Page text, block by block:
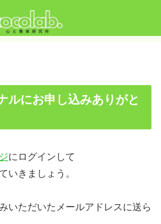
ルにお申し込みありがと
にログインして
いきましょう。
いただいたメールアドレスに送ら